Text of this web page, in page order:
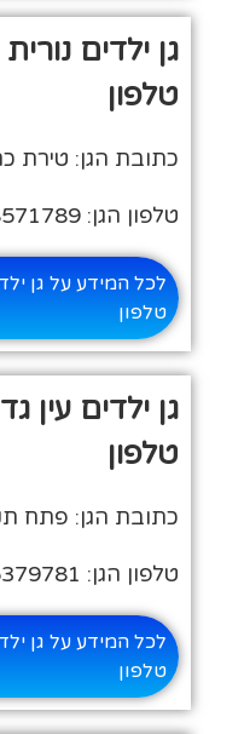
גן ילדים
טלפון
כתובת הגן: טירת
טלפון הגן: 04-8571789
לכל המידע על גן
טלפון
גן ילדים עין
טלפון
כתובת הגן: פתח
טלפון הגן: 03-5379781
לכל המידע על גן
טלפון